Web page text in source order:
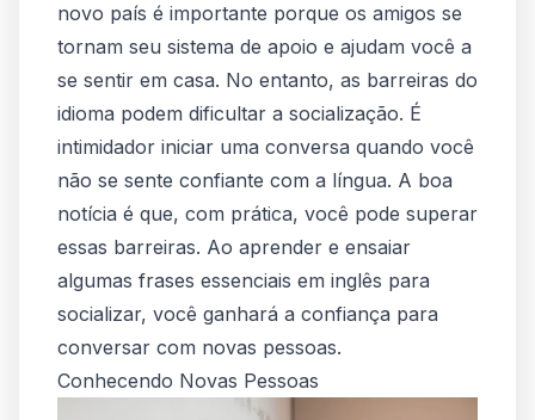
novo país é importante porque os amigos se
tornam seu sistema de apoio e ajudam você a
se sentir em casa. No entanto, as barreiras do
idioma podem dificultar a socialização. É
intimidador iniciar uma conversa quando você
não se sente confiante com a língua. A boa
notícia é que, com prática, você pode superar
essas barreiras. Ao aprender e ensaiar
algumas frases essenciais em inglês para
socializar, você ganhará a confiança para
conversar com novas pessoas.
Conhecendo Novas Pessoas